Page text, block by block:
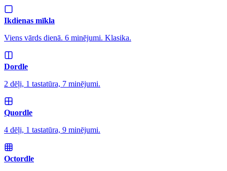
Ikdienas mīkla
Viens vārds dienā. 6 minējumi. Klasika.
Dordle
2 dēļi, 1 tastatūra, 7 minējumi.
Quordle
4 dēļi, 1 tastatūra, 9 minējumi.
Octordle